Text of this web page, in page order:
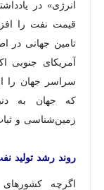
انرژی» در
قیمت نفت را
تامین جهانی در
آمریکای جنوبی
سراسر جهان را
که جهان به
زمین‌شناسی و
روند رشد تولید
اگرچه کشورهای